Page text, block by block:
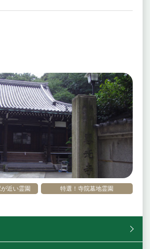
近い霊園 特選！寺院墓地霊園